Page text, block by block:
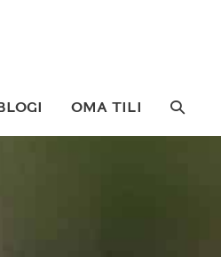
OMA TILI
SEARCH